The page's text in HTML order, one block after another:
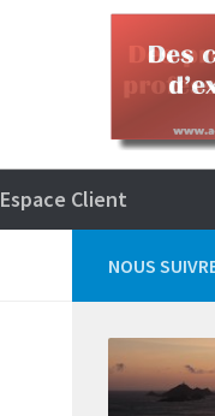
Espace Client
NOUS